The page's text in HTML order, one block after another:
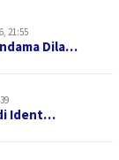
21:55
Dila…
Ident…